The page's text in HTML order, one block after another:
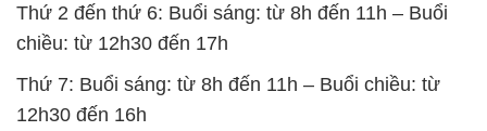
Thứ 2 đến thứ 6: Buổi sáng: từ 8h đến 11h – Buổi
chiều: từ 12h30 đến 17h
Thứ 7: Buổi sáng: từ 8h đến 11h – Buổi chiều: từ
12h30 đến 16h